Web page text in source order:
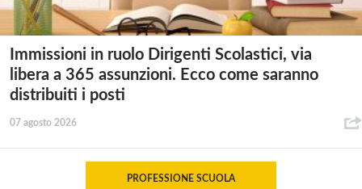
Immissioni in ruolo Dirigenti Scolastici, via
libera a 365 assunzioni. Ecco come saranno
distribuiti i posti
07 agosto 2026
PROFESSIONE SCUOLA